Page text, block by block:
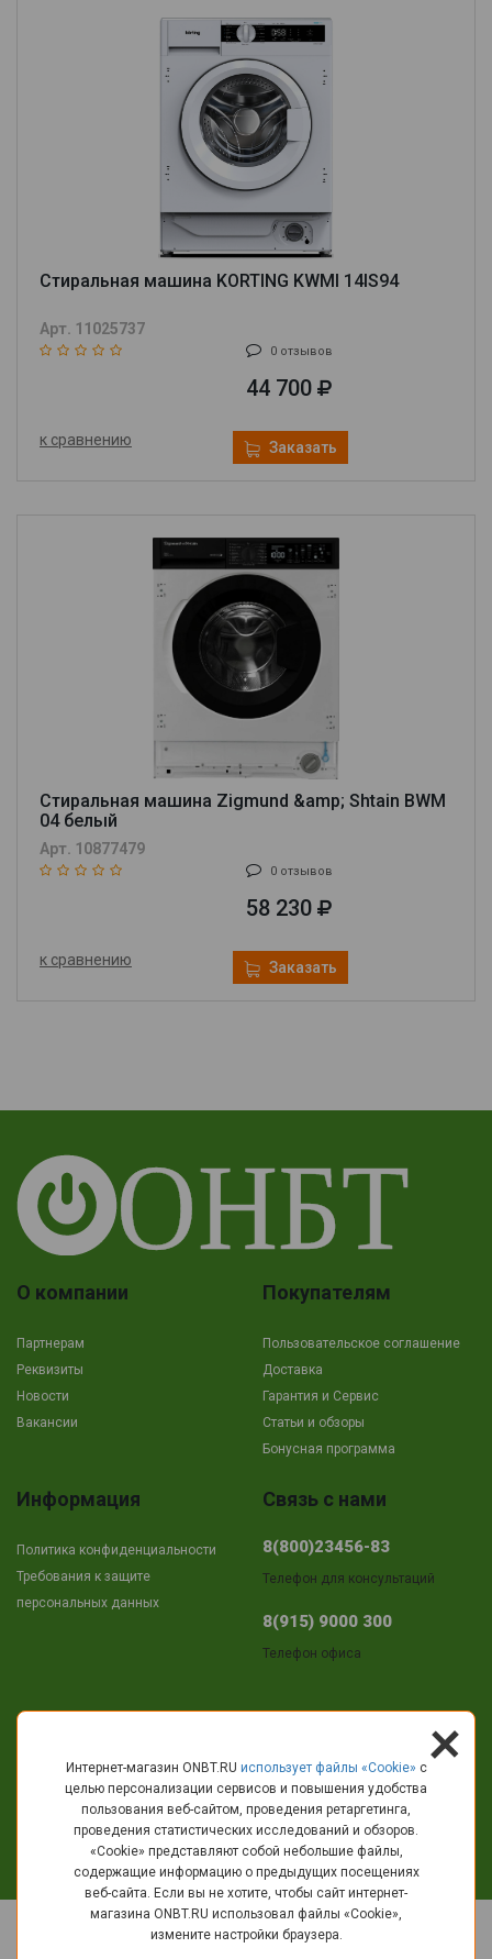
Стиральная машина KORTING KWMI 14IS94
Арт. 11025737
0 отзывов
44 700
к сравнению Заказать
Стиральная машина Zigmund &amp; Shtain BWM
04 белый
Арт. 10877479
0 отзывов
58 230
к сравнению Заказать
О компании
Партнерам
Реквизиты
Новости
Вакансии
Покупателям
Пользовательское соглашение
Доставка
Гарантия и Сервис
Cтатьи и обзоры
Бонусная программа
Информация
Политика конфиденциальности
Требования к защите
персональных данных
Связь с нами
8(800)23456-83
Телефон для консультаций
8(915) 9000 300
Телефон офиса
г.Кострома
пр-т Текстильщиков, 11
info@onbt.ru
© 2010 - 2026 ОНБT.РУ - Интернет-магазин крупно бытовой техники и
+
Интернет-магазин ONBT.RU использует файлы «Сookie» с
целью персонализации сервисов и повышения удобства
пользования веб-сайтом, проведения ретаргетинга,
проведения статистических исследований и обзоров.
«Cookie» представляют собой небольшие файлы,
содержащие информацию о предыдущих посещениях
веб-сайта. Если вы не хотите, чтобы сайт интернет-
магазина ONBT.RU использовал файлы «Сookie»,
измените настройки браузера.